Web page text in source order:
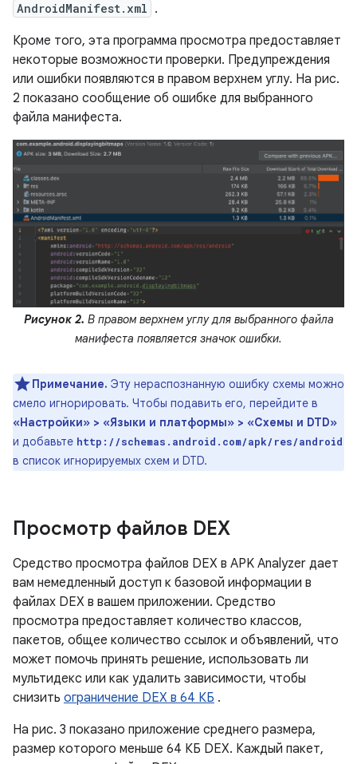
AndroidManifest.xml .
Кроме того, эта программа просмотра предоставляет
некоторые возможности проверки. Предупреждения
или ошибки появляются в правом верхнем углу. На рис.
2 показано сообщение об ошибке для выбранного
файла манифеста.
Рисунок 2. В правом верхнем углу для выбранного файла
манифеста появляется значок ошибки.
Примечание. Эту нераспознанную ошибку схемы можно
смело игнорировать. Чтобы подавить его, перейдите в
«Настройки» > «Языки и платформы» > «Схемы и DTD»
и добавьте http://schemas.android.com/apk/res/android
в список игнорируемых схем и DTD.
Просмотр файлов DEX
Средство просмотра файлов DEX в APK Analyzer дает
вам немедленный доступ к базовой информации в
файлах DEX в вашем приложении. Средство
просмотра предоставляет количество классов,
пакетов, общее количество ссылок и объявлений, что
может помочь принять решение, использовать ли
мультидекс или как удалить зависимости, чтобы
снизить ограничение DEX в 64 КБ .
На рис. 3 показано приложение среднего размера,
размер которого меньше 64 КБ DEX. Каждый пакет,